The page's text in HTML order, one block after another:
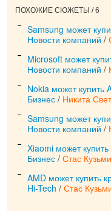
ПОХОЖИЕ СЮЖЕТЫ / 6
Samsung может
Новости компаний /
Microsoft может
Новости компаний /
Nokia может купить
Бизнес / Никита
Samsung может
Новости компаний /
Xiaomi может
Бизнес / Стас
AMD может купить
Hi-Tech / Стас